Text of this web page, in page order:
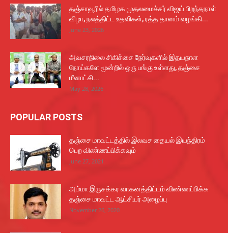
தஞ்சாவூரில் தமிழக முதலமைச்சர் விஜய் பிறந்தநாள்
விழா, நலத்திட்ட உதவிகள், ரத்த தானம் வழங்கி...
June 23, 2026
அவசரநிலை சிகிச்சை நேர்வுகளில் இதயநாள
நோய்களே மூன்றில் ஒரு பங்கு உள்ளது, தஞ்சை
மீனாட்சி...
May 28, 2026
POPULAR POSTS
தஞ்சை மாவட்டத்தில் இலவச தையல் இயந்திரம்
பெற விண்ணப்பிக்கவும்
June 27, 2021
அம்மா இருசக்கர வாகனத்திட்டம் விண்ணப்பிக்க
தஞ்சை மாவட்ட ஆட்சியர் அழைப்பு
November 26, 2020